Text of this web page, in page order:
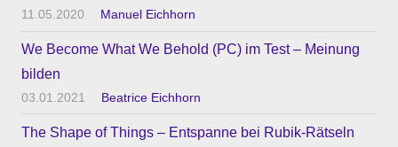
11.05.2020 Manuel Eichhorn
We Become What We Behold (PC) im Test – Meinung
bilden
03.01.2021 Beatrice Eichhorn
The Shape of Things – Entspanne bei Rubik-Rätseln